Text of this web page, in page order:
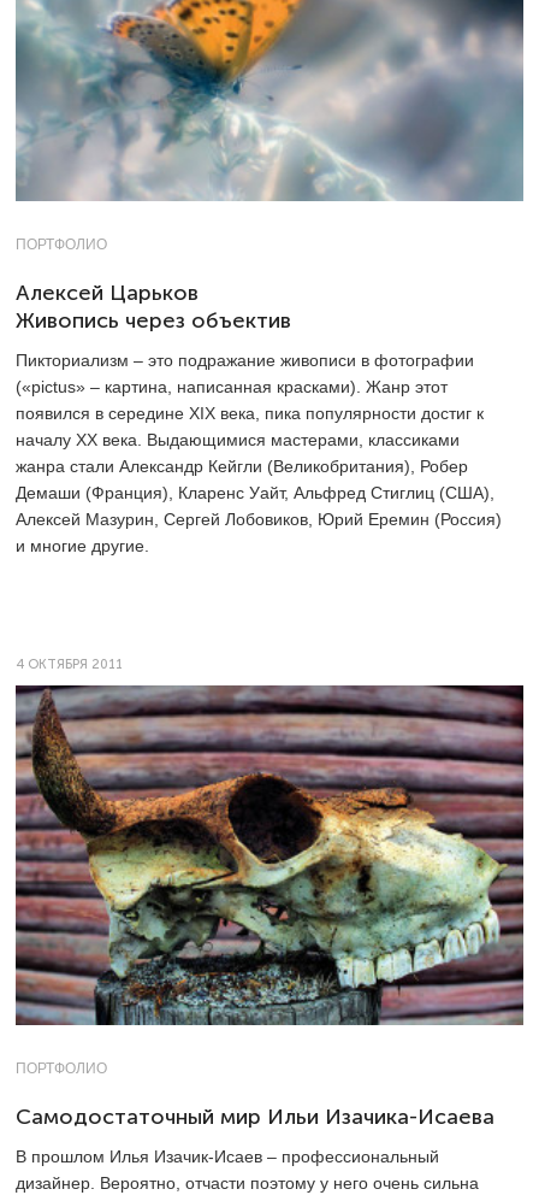
ПОРТФОЛИО
Алексей Царьков
Живопись через объектив
Пикториализм – это подражание живописи в фотографии
(«pictus» – картина, написанная красками). Жанр этот
появился в середине XIX века, пика популярности достиг к
началу ХХ века. Выдающимися мастерами, классиками
жанра стали Александр Кейгли (Великобритания), Робер
Демаши (Франция), Кларенс Уайт, Альфред Стиглиц (США),
Алексей Мазурин, Сергей Лобовиков, Юрий Еремин (Россия)
и многие другие.
4 ОКТЯБРЯ 2011
ПОРТФОЛИО
Самодостаточный мир Ильи Изачика-Исаева
В прошлом Илья Изачик-Исаев – профессиональный
дизайнер. Вероятно, отчасти поэтому у него очень сильна